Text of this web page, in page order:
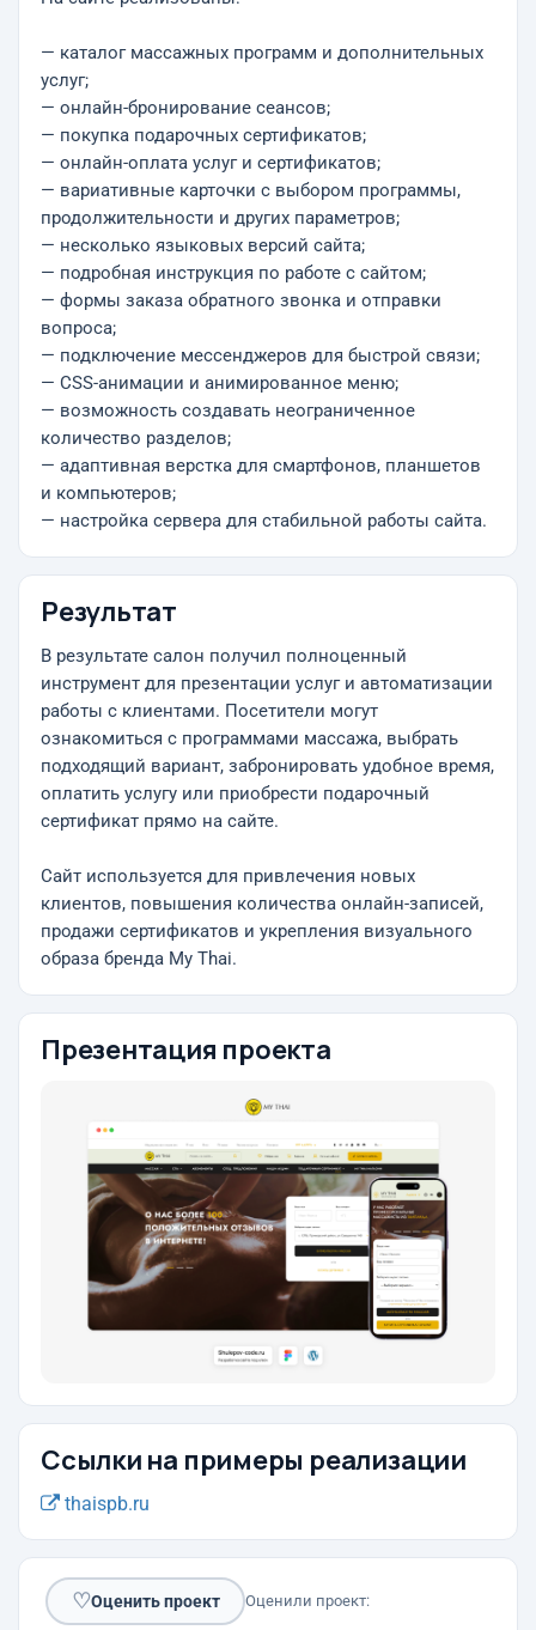
— каталог массажных программ и дополнительных
услуг;
— онлайн-бронирование сеансов;
— покупка подарочных сертификатов;
— онлайн-оплата услуг и сертификатов;
— вариативные карточки с выбором программы,
продолжительности и других параметров;
— несколько языковых версий сайта;
— подробная инструкция по работе с сайтом;
— формы заказа обратного звонка и отправки
вопроса;
— подключение мессенджеров для быстрой связи;
— CSS-анимации и анимированное меню;
— возможность создавать неограниченное
количество разделов;
— адаптивная верстка для смартфонов, планшетов
и компьютеров;
— настройка сервера для стабильной работы сайта.
Результат
В результате салон получил полноценный
инструмент для презентации услуг и автоматизации
работы с клиентами. Посетители могут
ознакомиться с программами массажа, выбрать
подходящий вариант, забронировать удобное время,
оплатить услугу или приобрести подарочный
сертификат прямо на сайте.
Сайт используется для привлечения новых
клиентов, повышения количества онлайн-записей,
продажи сертификатов и укрепления визуального
образа бренда My Thai.
Презентация проекта
Ссылки на примеры реализации
thaispb.ru
♡Оценить проект Оценили проект: